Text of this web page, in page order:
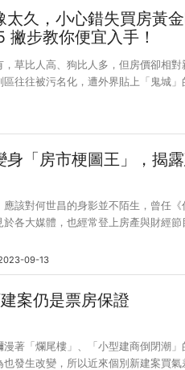
起，如果買中小型建商的案子，還是得
選擇代銷 昨天已跟大家分享選擇大代銷、老代銷，
太久，小心錯失買房黃
撇步教你便宜入手！
草比人高、狗比人多，但房價卻相
往往被污名化，遭外界貼上「鬼城」
碼需要 10～15 年以上時間，不要用
壯族群口袋有限，但有的是青春，我們
取重劃區發展的空間，買一間自住的房子還能被動積累財富。
身「房市梗圖王」，揭
該對何世昌的身影並不陌生，曾任《
各大媒體，也經常登上房產與財經節
逼近 1 萬，這是許多當紅 KOL 在經
的專家形象，何世昌在臉書上不只梗
解讀房市，甚至自嘲是「房產肥勇俊」
意迎合年輕受眾仇富和看衰房市的心
09-13
案仍是票房保證
著「爛尾樓」、「小型建商倒閉潮」
發生改變，所以近來個別新建案買氣